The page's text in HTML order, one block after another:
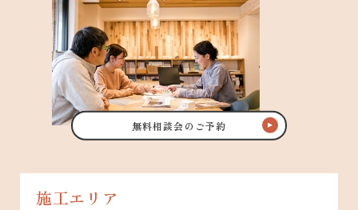
無料相談会のご予約
施工エリア